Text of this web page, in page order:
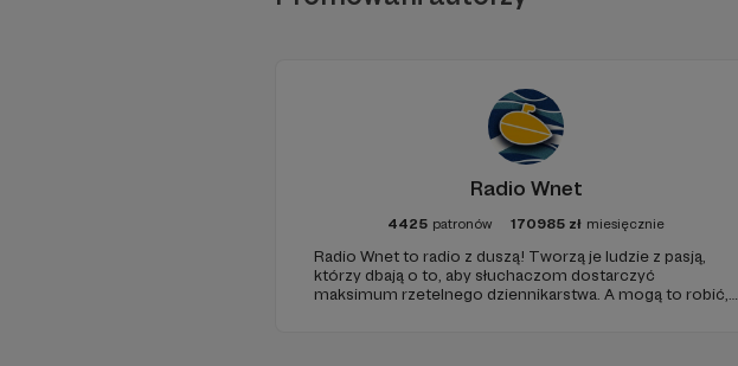
W tym miejscu
Radio Wnet
4425 patronów 170985 zł miesięcznie
Radio Wnet to radio z duszą! Tworzą je ludzie z pasją,
którzy dbają o to, aby słuchaczom dostarczyć
maksimum rzetelnego dziennikarstwa. A mogą to robić,